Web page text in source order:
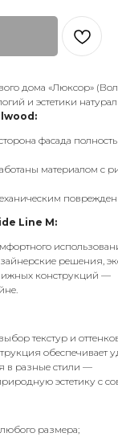
дома «Люксор»
и эстетики
фасада
материалом с
Line M:
решения,
конструкций —
текстур и
обеспечивает
в разные стили —
эстетику с
размера;